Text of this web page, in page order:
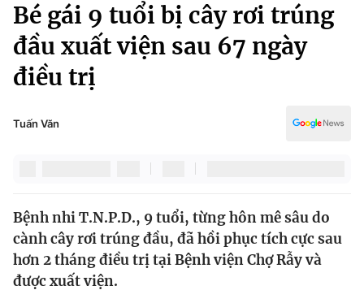
Chuyên mục
Chính trị
Thế giới
Tin tức
Kinh tế
Pháp luật
Kinh tế
Thể thao
Truyền hình
Văn hóa - Giải trí
Bé gái 9 tuổi bị cây rơi trúng
đầu xuất viện sau 67 ngày
điều trị
Tuấn Văn
Bệnh nhi T.N.P.D., 9 tuổi, từng hôn mê sâu do
cành cây rơi trúng đầu, đã hồi phục tích cực sau
hơn 2 tháng điều trị tại Bệnh viện Chợ Rẫy và
được xuất viện.